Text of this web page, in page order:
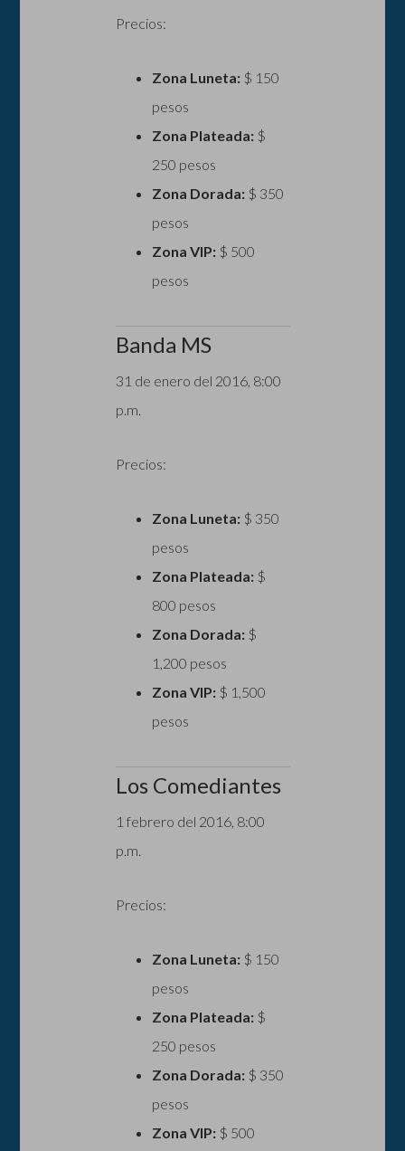
Precios:
Zona Luneta:$ 150
pesos
Zona Plateada:$
250 pesos
Zona Dorada:$ 350
pesos
Zona VIP:$ 500
pesos
Banda MS
31 de enero del 2016, 8:00
p.m.
Precios:
Zona Luneta:$ 350
pesos
Zona Plateada:$
800 pesos
Zona Dorada:$
1,200 pesos
Zona VIP:$ 1,500
pesos
Los Comediantes
1 febrero del 2016, 8:00
p.m.
Precios:
Zona Luneta:$ 150
pesos
Zona Plateada:$
250 pesos
Zona Dorada:$ 350
pesos
Zona VIP:$ 500